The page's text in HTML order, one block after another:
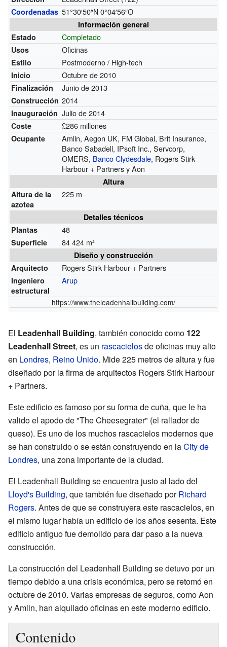
Coordenadas 51°30′50″N0°04′56″O
Información general
Estado
Completado
Usos Oficinas
Estilo Postmoderno / High-tech
Inicio Octubre de 2010
Finalización Junio de 2013
Construcción 2014
Inauguración Julio de 2014
Coste £286 millones
Ocupante
Amlin, Aegon UK, FM Global, Brit Insurance,
Banco Sabadell, IPsoft Inc., Servcorp,
OMERS, Banco Clydesdale, Rogers Stirk
Harbour + Partners y Aon
Altura
Altura de la
azotea
225 m
Detalles técnicos
Plantas
48
Superficie 84 424 m²
Diseño y construcción
Arquitecto
Rogers Stirk Harbour + Partners
Ingeniero
estructural
Arup
https://www.theleadenhallbuilding.com/
El Leadenhall Building, también conocido como 122
Leadenhall Street, es un rascacielosde oficinas muy alto
en Londres, Reino Unido. Mide 225 metros de altura y fue
diseñado por la firma de arquitectos Rogers Stirk Harbour
+ Partners.
Este edificio es famoso por su forma de cuña, que le ha
valido el apodo de "The Cheesegrater" (el rallador de
queso). Es uno de los muchos rascacielos modernos que
se han construido o se están construyendo en laCity de
Londres, una zona importante de la ciudad.
El Leadenhall Building se encuentra justo al lado del
Lloyd's Building, que también fue diseñado porRichard
Rogers. Antes de que se construyera este rascacielos, en
el mismo lugar había un edificio de los años sesenta. Este
edificio antiguo fue demolido para dar paso a la nueva
construcción.
La construcción del Leadenhall Building se detuvo por un
tiempo debido a una crisis económica, pero se retomó en
octubre de 2010. Varias empresas de seguros, como Aon
y Amlin, han alquilado oficinas en este moderno edificio.
Contenido